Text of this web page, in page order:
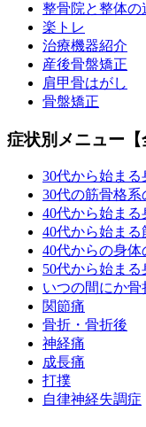
整骨院と整体の
楽トレ
治療機器紹介
産後骨盤矯正
肩甲骨はがし
骨盤矯正
症状別メニュー【
30代から始ま
30代の筋骨格系
40代から始ま
40代から始ま
40代からの身
50代から始ま
いつの間にか骨
関節痛
骨折・骨折後
神経痛
成長痛
打撲
自律神経失調症